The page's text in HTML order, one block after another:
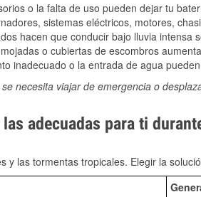
o la falta de uso pueden dejar tu
sistemas eléctricos, motores,
hacen que conducir bajo lluvia intensa
o cubiertas de escombros
inadecuado o la entrada de agua
necesita viajar de emergencia o
adecuadas para ti
y las tormentas tropicales. Elegir la